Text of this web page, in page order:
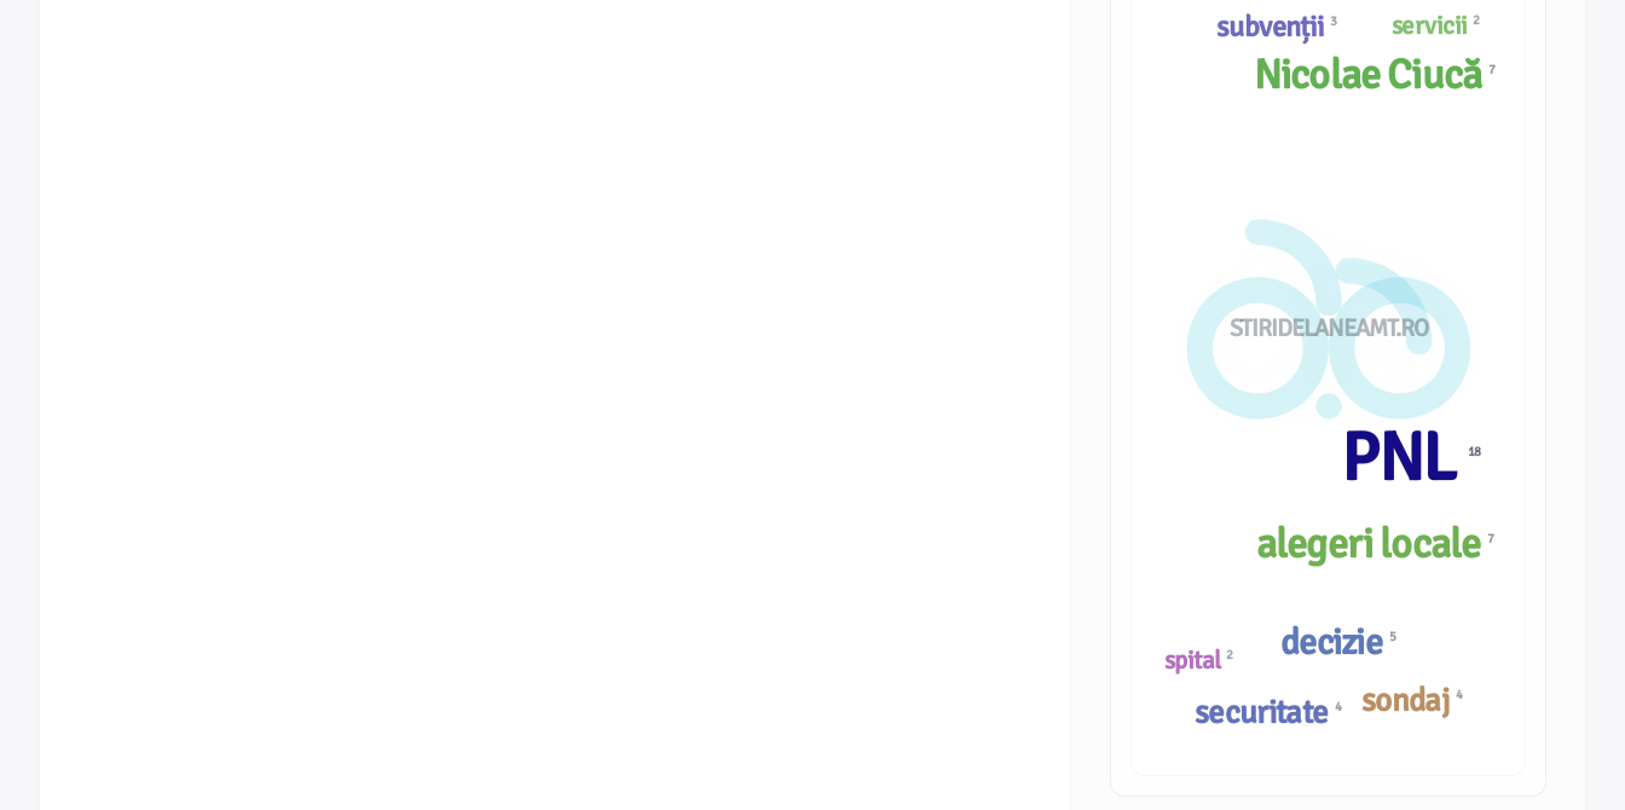
STIRIDELANEAMT.RO
subvenții 3
decizie 5
alegeri locale7
PNL 18
servicii 2
spital 2
sondaj4
securitate 4
Nicolae Ciucă7